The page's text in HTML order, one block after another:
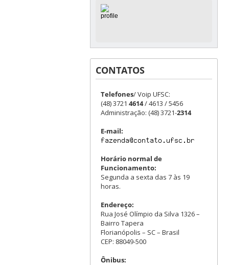
CONTATOS
Telefones/ Voip UFSC:
(48) 3721 4614/ 4613 / 5456
Administração: (48) 3721-2314
E-mail:
Horário normal de
Funcionamento:
Segunda a sexta das 7 às 19
horas.
Endereço:
Rua José Olímpio da Silva 1326 –
Bairro Tapera
Florianópolis – SC – Brasil
CEP: 88049-500
Ônibus: